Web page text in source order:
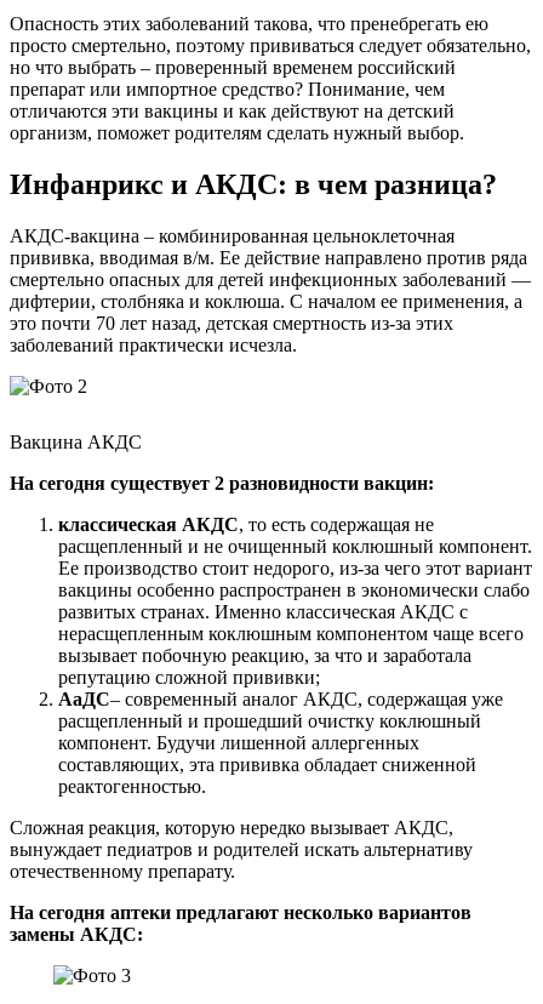
Опасность этих заболеваний такова, что пренебрегать ею
просто смертельно, поэтому прививаться следует обязательно,
но что выбрать – проверенный временем российский
препарат или импортное средство? Понимание, чем
отличаются эти вакцины и как действуют на детский
организм, поможет родителям сделать нужный выбор.
Инфанрикс и АКДС: в чем разница?
АКДС-вакцина – комбинированная цельноклеточная
прививка, вводимая в/м. Ее действие направлено против ряда
смертельно опасных для детей инфекционных заболеваний —
дифтерии, столбняка и коклюша. С началом ее применения, а
это почти 70 лет назад, детская смертность из-за этих
заболеваний практически исчезла.
Вакцина АКДС
На сегодня существует 2 разновидности вакцин:
классическая АКДС, то есть содержащая не
расщепленный и не очищенный коклюшный компонент.
Ее производство стоит недорого, из-за чего этот вариант
вакцины особенно распространен в экономически слабо
развитых странах. Именно классическая АКДС с
нерасщепленным коклюшным компонентом чаще всего
вызывает побочную реакцию, за что и заработала
репутацию сложной прививки;
АаДС– современный аналог АКДС, содержащая уже
расщепленный и прошедший очистку коклюшный
компонент. Будучи лишенной аллергенных
составляющих, эта прививка обладает сниженной
реактогенностью.
Сложная реакция, которую нередко вызывает АКДС,
вынуждает педиатров и родителей искать альтернативу
отечественному препарату.
На сегодня аптеки предлагают несколько вариантов
замены АКДС: